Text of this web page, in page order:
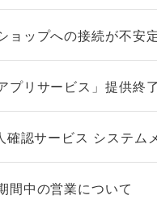
ョップへの接続が不安
プリサービス」提供終
確認サービス システム
間中の営業について